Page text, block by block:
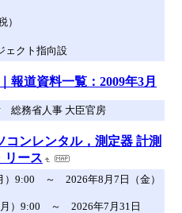
）
ェクト指向設
報道資料一覧：2009年3月
総務省人事 大臣官房
コンレンタル，測定器 計測
リース
）9:00 ～ 2026年8月7日（金）
月）9:00 ～ 2026年7月31日